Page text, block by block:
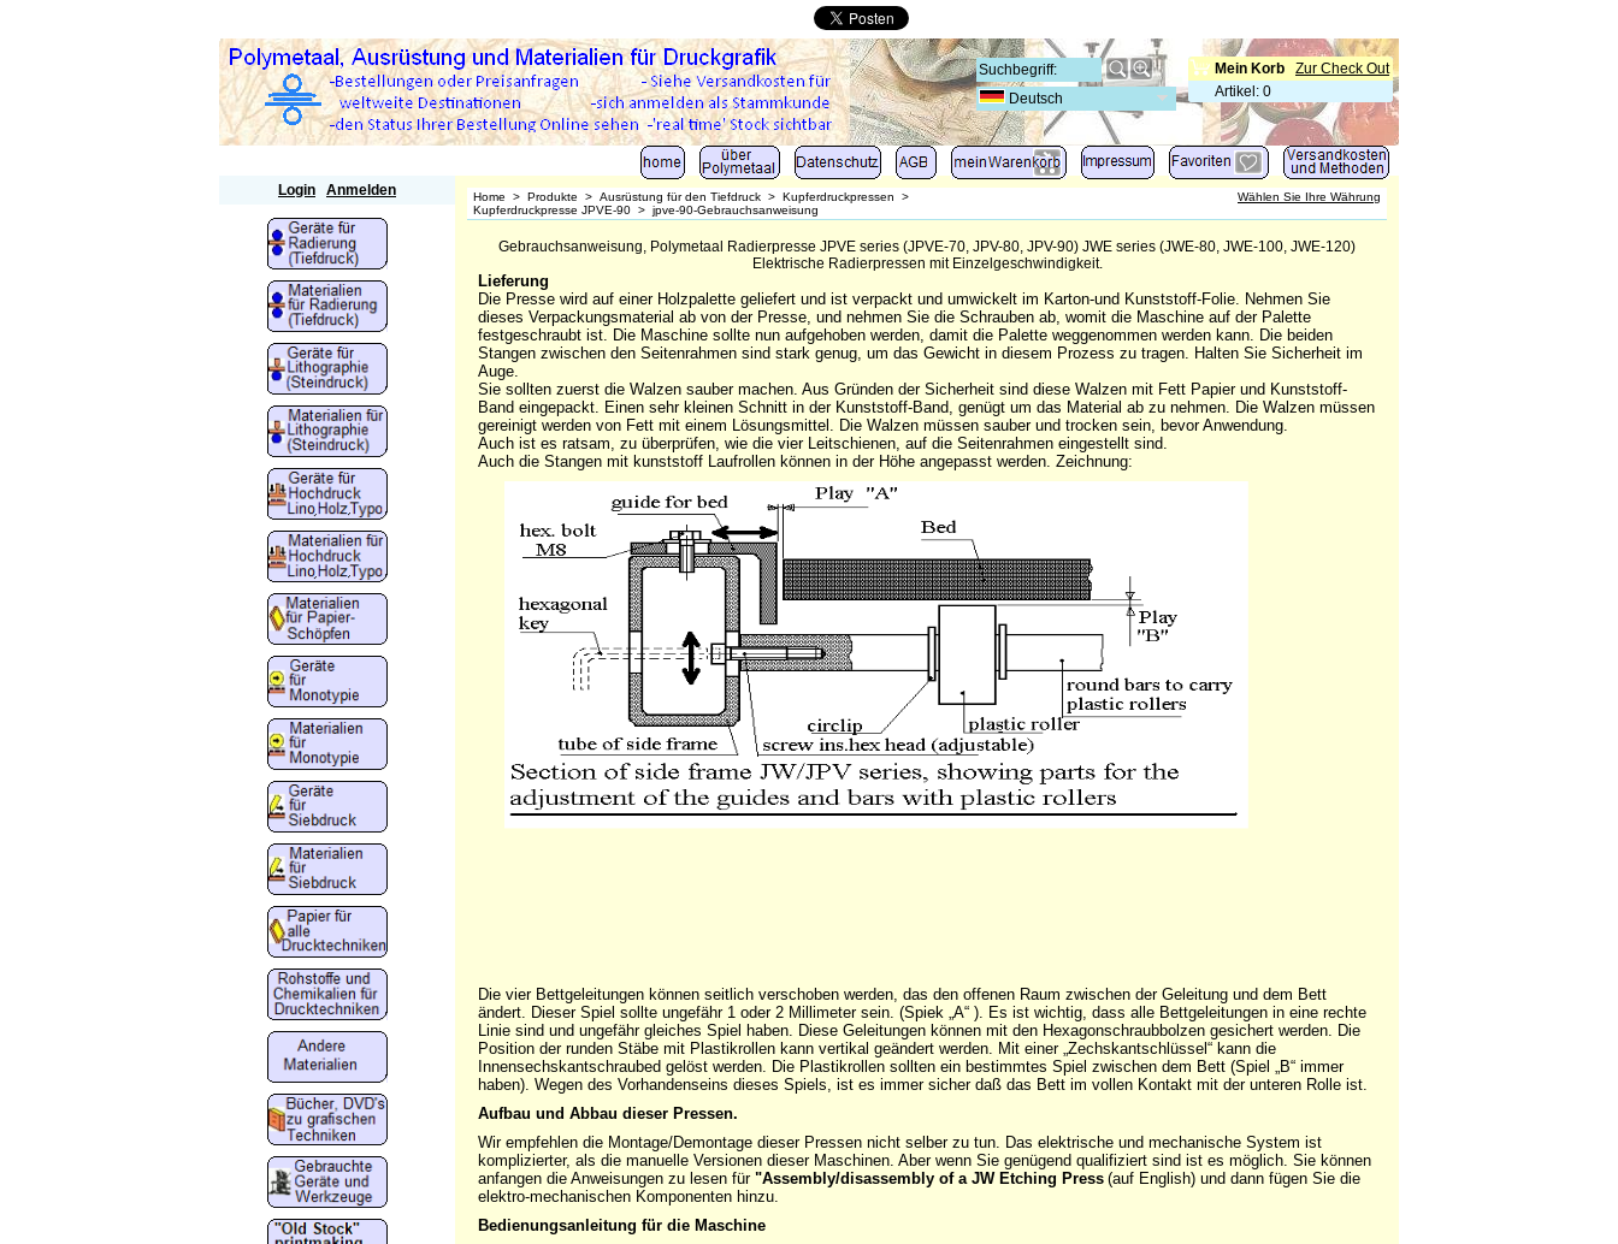
Zur Check Out
Mein Korb
Artikel : 0
Deutsch
Login Anmelden Home > Produkte > Ausrüstung für den Tiefdruck > Kupferdruckpressen >
Kupferdruckpresse JPVE-90 > jpve-90-Gebrauchsanweisung
Wählen Sie Ihre Währung
Gebrauchsanweisung, Polymetaal Radierpresse JPVE series (JPVE-70, JPV-80, JPV-90) JWE series (JWE-80, JWE-100, JWE-120)
Elektrische Radierpressen mit Einzelgeschwindigkeit.
Lieferung
Die Presse wird auf einer Holzpalette geliefert und ist verpackt und umwickelt im Karton-und Kunststoff-Folie. Nehmen Sie
dieses Verpackungsmaterial ab von der Presse, und nehmen Sie die Schrauben ab, womit die Maschine auf der Palette
festgeschraubt ist. Die Maschine sollte nun aufgehoben werden, damit die Palette weggenommen werden kann. Die beiden
Stangen zwischen den Seitenrahmen sind stark genug, um das Gewicht in diesem Prozess zu tragen. Halten Sie Sicherheit im
Auge.
Sie sollten zuerst die Walzen sauber machen. Aus Gründen der Sicherheit sind diese Walzen mit Fett Papier und Kunststoff-
Band eingepackt. Einen sehr kleinen Schnitt in der Kunststoff-Band, genügt um das Material ab zu nehmen. Die Walzen müssen
gereinigt werden von Fett mit einem Lösungsmittel. Die Walzen müssen sauber und trocken sein, bevor Anwendung.
Auch ist es ratsam, zu überprüfen, wie die vier Leitschienen, auf die Seitenrahmen eingestellt sind.
Auch die Stangen mit kunststoff Laufrollen können in der Höhe angepasst werden. Zeichnung:
Die vier Bettgeleitungen können seitlich verschoben werden, das den offenen Raum zwischen der Geleitung und dem Bett
ändert. Dieser Spiel sollte ungefähr 1 oder 2 Millimeter sein. (Spiek „A“ ). Es ist wichtig, dass alle Bettgeleitungen in eine rechte
Linie sind und ungefähr gleiches Spiel haben. Diese Geleitungen können mit den Hexagonschraubbolzen gesichert werden. Die
Position der runden Stäbe mit Plastikrollen kann vertikal geändert werden. Mit einer „Zechskantschlüssel“ kann die
Innensechskantschraubed gelöst werden. Die Plastikrollen sollten ein bestimmtes Spiel zwischen dem Bett (Spiel „B“ immer
haben). Wegen des Vorhandenseins dieses Spiels, ist es immer sicher daß das Bett im vollen Kontakt mit der unteren Rolle ist.
Aufbau und Abbau dieser Pressen.
Wir empfehlen die Montage/Demontage dieser Pressen nicht selber zu tun. Das elektrische und mechanische System ist
komplizierter, als die manuelle Versionen dieser Maschinen. Aber wenn Sie genügend qualifiziert sind ist es möglich. Sie können
anfangen die Anweisungen zu lesen für "Assembly/disassembly of a JW Etching Press (auf English) und dann fügen Sie die
elektro-mechanischen Komponenten hinzu.
Bedienungsanleitung für die Maschine